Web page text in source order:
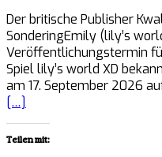
Der britische Publisher
SonderingEmily (lily’s
Veröffentlichungstermin
Spiel lily’s world XD
am 17. September 2026
[…]
Teilen mit: